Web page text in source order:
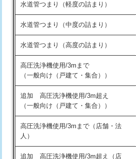
洗面台設置
化粧台設置
追加人工
廃棄・処分
※給水管工事は20mmまでの価格です。
交換・取付(排水栓・排水トラップ
持込商品取付（混合水栓）
持込商品取付（浄水器・分岐水栓）
業）
水道管つまり（軽度の詰まり）
水道管つまり（中度の詰まり）
水道管つまり（高度の詰まり）
高圧洗浄機使用/3mまで
（一般向け（戸建て・集合））
追加 高圧洗浄機使用/3m超え
（一般向け（戸建て・集合））
高圧洗浄機使用/3mまで（店舗・法
人）
追加 高圧洗浄機使用/3m超え（店